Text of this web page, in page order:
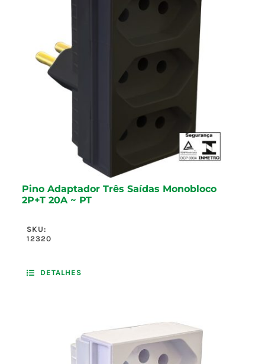
Calculadoras
Área do representante ILUMI
Pino Adaptador Três Saídas Monobloco
2P+T 20A ~ PT
SKU:
12320
DETALHES